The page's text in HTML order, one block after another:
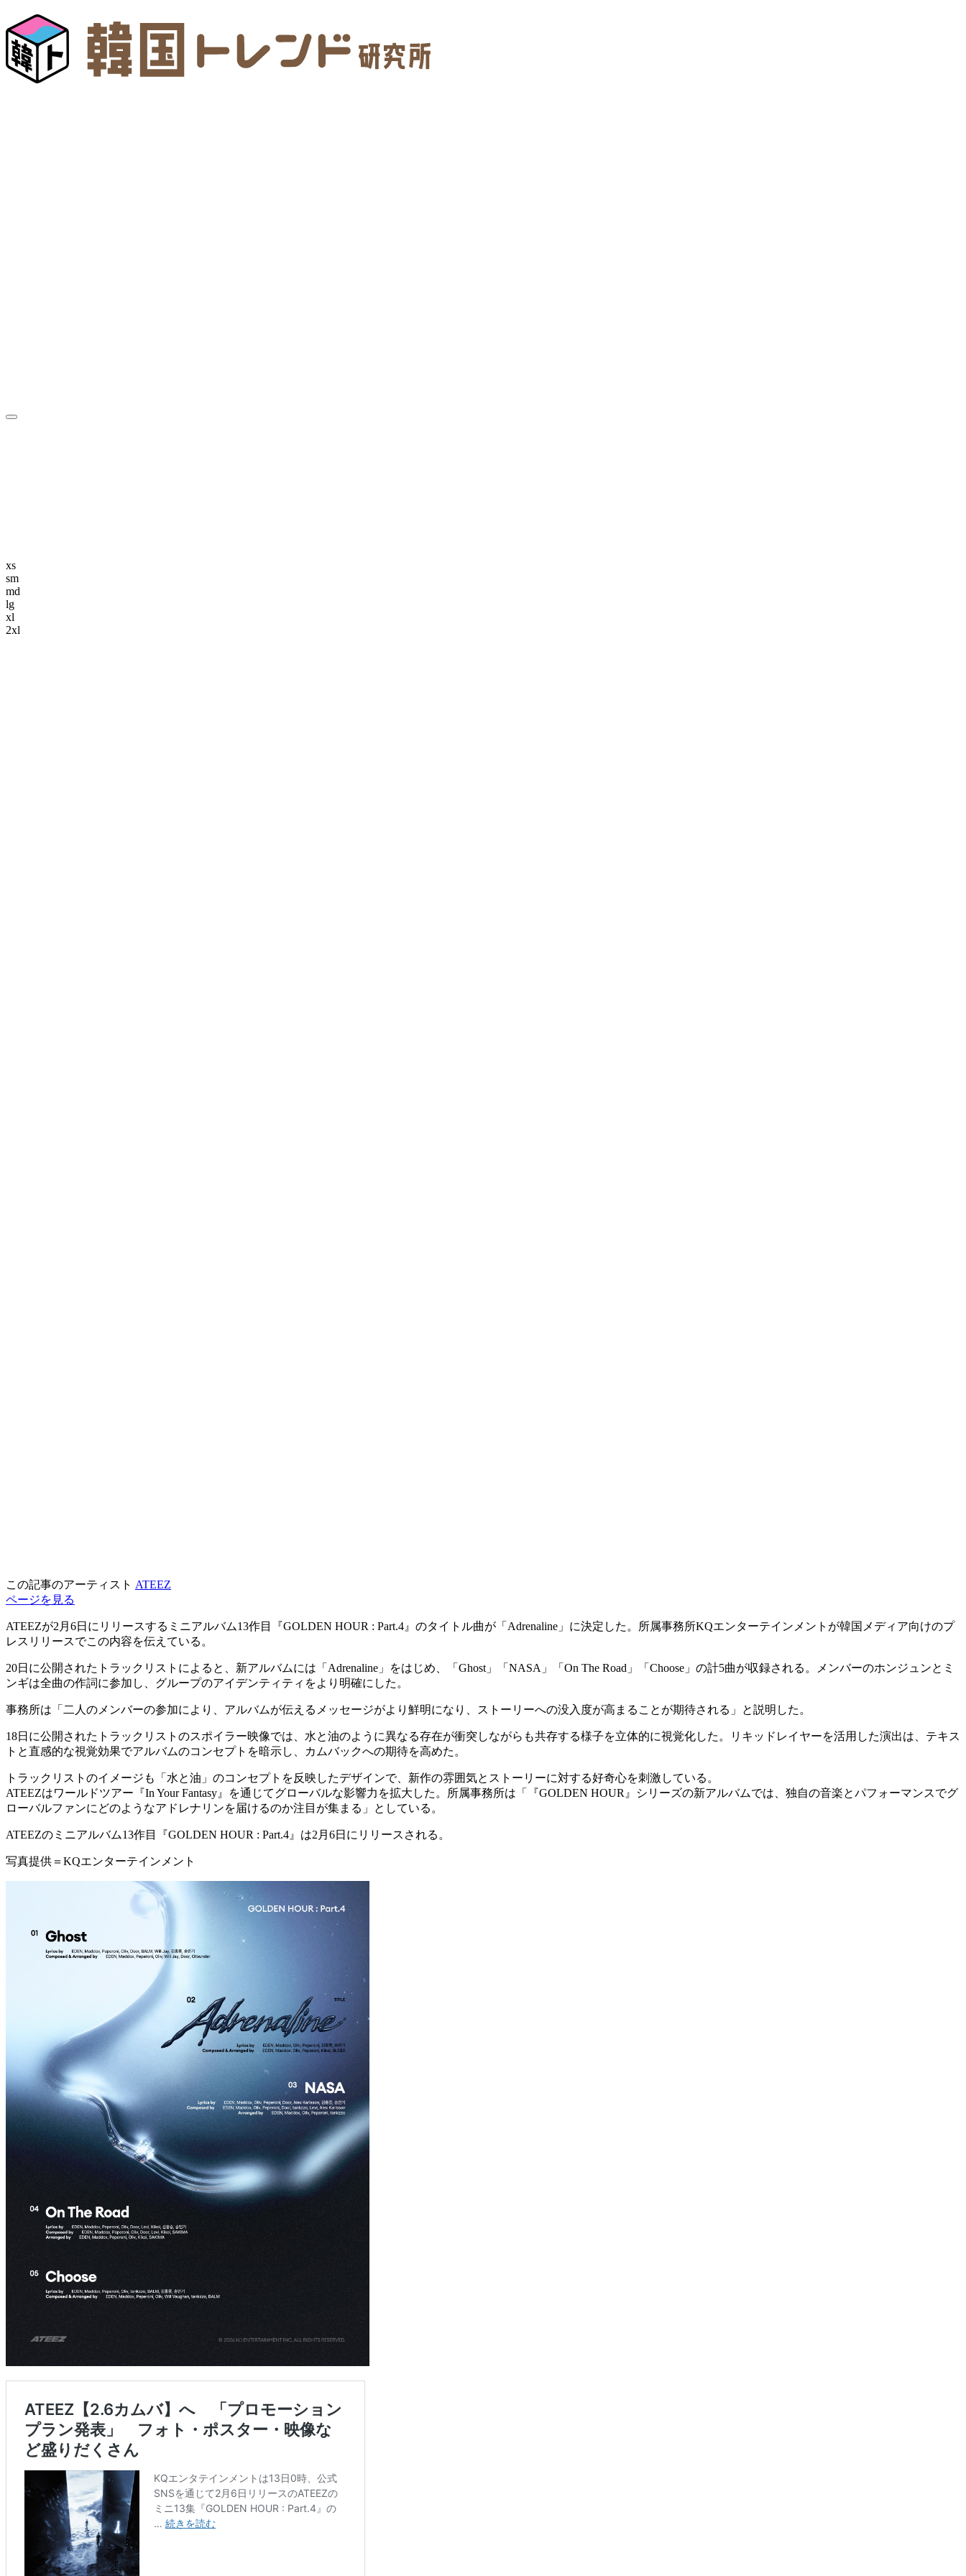
xs
sm
md
lg
xl
2xl
この記事のアーティスト ATEEZ
ページを見る
ATEEZが2月6日にリリースするミニアルバム13作目『GOLDEN HOUR : Part.4』のタイトル曲が「Adrenaline」に決定した。所属事務所KQエンターテインメントが韓国メディア向けのプ
レスリリースでこの内容を伝えている。
20日に公開されたトラックリストによると、新アルバムには「Adrenaline」をはじめ、「Ghost」「NASA」「On The Road」「Choose」の計5曲が収録される。メンバーのホンジュンとミ
ンギは全曲の作詞に参加し、グループのアイデンティティをより明確にした。
事務所は「二人のメンバーの参加により、アルバムが伝えるメッセージがより鮮明になり、ストーリーへの没入度が高まることが期待される」と説明した。
18日に公開されたトラックリストのスポイラー映像では、水と油のように異なる存在が衝突しながらも共存する様子を立体的に視覚化した。リキッドレイヤーを活用した演出は、テキス
トと直感的な視覚効果でアルバムのコンセプトを暗示し、カムバックへの期待を高めた。
トラックリストのイメージも「水と油」のコンセプトを反映したデザインで、新作の雰囲気とストーリーに対する好奇心を刺激している。
ATEEZはワールドツアー『In Your Fantasy』を通じてグローバルな影響力を拡大した。所属事務所は「『GOLDEN HOUR』シリーズの新アルバムでは、独自の音楽とパフォーマンスでグ
ローバルファンにどのようなアドレナリンを届けるのか注目が集まる」としている。
ATEEZのミニアルバム13作目『GOLDEN HOUR : Part.4』は2月6日にリリースされる。
写真提供＝KQエンターテインメント